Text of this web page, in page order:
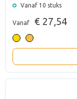
Vanaf 10 stuks
Vanaf € 27,54